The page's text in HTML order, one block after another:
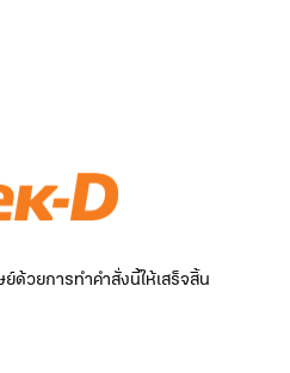
ด้วยการทำคำสั่งนี้ให้เสร็จสิ้น